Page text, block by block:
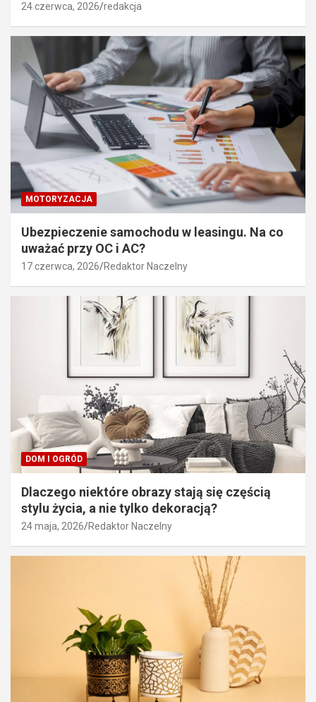
24 czerwca, 2026 redakcja
MOTORYZACJA
Ubezpieczenie samochodu w leasingu. Na co
uważać przy OC i AC?
17 czerwca, 2026 Redaktor Naczelny
DOM I OGRÓD
Dlaczego niektóre obrazy stają się częścią
stylu życia, a nie tylko dekoracją?
24 maja, 2026 Redaktor Naczelny